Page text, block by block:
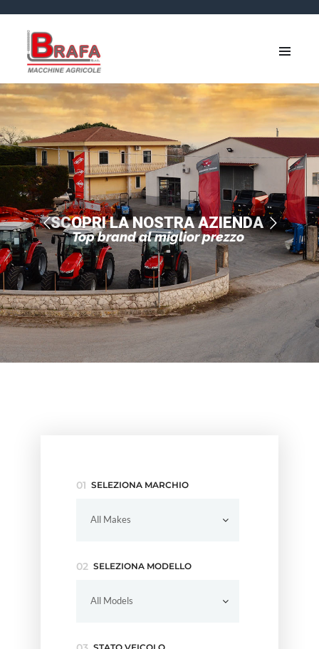
SCOPRI LA NOSTRA AZIENDA
Top brand al miglior prezzo
SELEZIONA MARCHIO
All Makes
SELEZIONA MODELLO
All Models